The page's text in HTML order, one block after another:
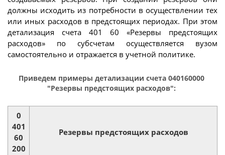
должны исходить из потребности в осуществлении тех
или иных расходов в предстоящих периодах. При этом
детализация счета 401 60 «Резервы предстоящих
расходов» по субсчетам осуществляется вузом
самостоятельно и отражается в учетной политике.
Приведем примеры детализации счета 040160000
"Резервы предстоящих расходов":
0
401
60
200
Резервы предстоящих расходов